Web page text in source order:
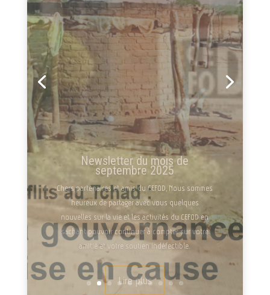
Tchad et Culture N° 414-
septembre 2025 version
trimestrielle : Déjà dans les
kiosques!
Dans votre numéro de ce mois de septembre 2025
:A la une « Conflits au Tchad : La gouvernance mise
en cause »Vous aurez des articles comme
:Violences au Tchad : entre héritage colonial,
fractures socialesAgriculteurs et éleveurs